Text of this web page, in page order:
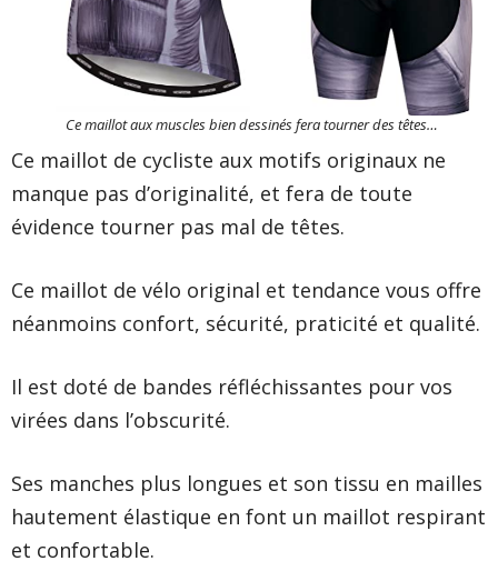
Ce maillot aux muscles bien dessinés fera tourner des têtes…
Ce maillot de cycliste aux motifs originaux ne
manque pas d’originalité, et fera de toute
évidence tourner pas mal de têtes.
Ce maillot de vélo original et tendance vous offre
néanmoins confort, sécurité, praticité et qualité.
Il est doté de bandes réfléchissantes pour vos
virées dans l’obscurité.
Ses manches plus longues et son tissu en mailles
hautement élastique en font un maillot respirant
et confortable.